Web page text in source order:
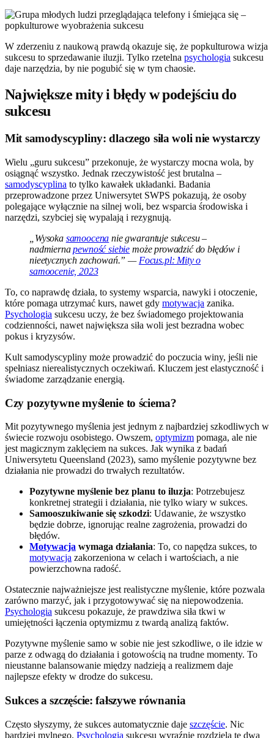
W zderzeniu z naukową prawdą okazuje się, że popkulturowa wizja
sukcesu to sprzedawanie iluzji. Tylko rzetelna psychologia sukcesu
daje narzędzia, by nie pogubić się w tym chaosie.
Największe mity i błędy w podejściu do
sukcesu
Mit samodyscypliny: dlaczego siła woli nie wystarczy
Wielu „guru sukcesu” przekonuje, że wystarczy mocna wola, by
osiągnąć wszystko. Jednak rzeczywistość jest brutalna –
samodyscyplina to tylko kawałek układanki. Badania
przeprowadzone przez Uniwersytet SWPS pokazują, że osoby
polegające wyłącznie na silnej woli, bez wsparcia środowiska i
narzędzi, szybciej się wypalają i rezygnują.
„Wysoka samoocena nie gwarantuje sukcesu –
nadmiernapewność siebie może prowadzić do błędów i
nieetycznych zachowań.” — Focus.pl: Mity o
samoocenie, 2023
To, co naprawdę działa, to systemy wsparcia, nawyki i otoczenie,
które pomaga utrzymać kurs, nawet gdy motywacja zanika.
Psychologia sukcesu uczy, że bez świadomego projektowania
codzienności, nawet największa siła woli jest bezradna wobec
pokus i kryzysów.
Kult samodyscypliny może prowadzić do poczucia winy, jeśli nie
spełniasz nierealistycznych oczekiwań. Kluczem jest elastyczność i
świadome zarządzanie energią.
Czy pozytywne myślenie to ściema?
Mit pozytywnego myślenia jest jednym z najbardziej szkodliwych w
świecie rozwoju osobistego. Owszem, optymizm pomaga, ale nie
jest magicznym zaklęciem na sukces. Jak wynika z badań
Uniwersytetu Queensland (2023), samo myślenie pozytywne bez
działania nie prowadzi do trwałych rezultatów.
Pozytywne myślenie bez planu to iluzja: Potrzebujesz
konkretnej strategii i działania, nie tylko wiary w sukces.
Samooszukiwanie się szkodzi: Udawanie, że wszystko
będzie dobrze, ignorując realne zagrożenia, prowadzi do
błędów.
Motywacja wymaga działania: To, co napędza sukces, to
motywacja zakorzeniona w celach i wartościach, a nie
powierzchowna radość.
Ostatecznie najważniejsze jest realistyczne myślenie, które pozwala
zarówno marzyć, jak i przygotowywać się na niepowodzenia.
Psychologia sukcesu pokazuje, że prawdziwa siła tkwi w
umiejętności łączenia optymizmu z twardą analizą faktów.
Pozytywne myślenie samo w sobie nie jest szkodliwe, o ile idzie w
parze z odwagą do działania i gotowością na trudne momenty. To
nieustanne balansowanie między nadzieją a realizmem daje
najlepsze efekty w drodze do sukcesu.
Sukces a szczęście: fałszywe równania
Często słyszymy, że sukces automatycznie daje szczęście. Nic
bardziej mylnego. Psychologia sukcesu wyraźnie rozdziela te dwa